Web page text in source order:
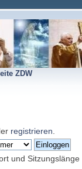
ZDW
registrieren
und Sitzungslänge